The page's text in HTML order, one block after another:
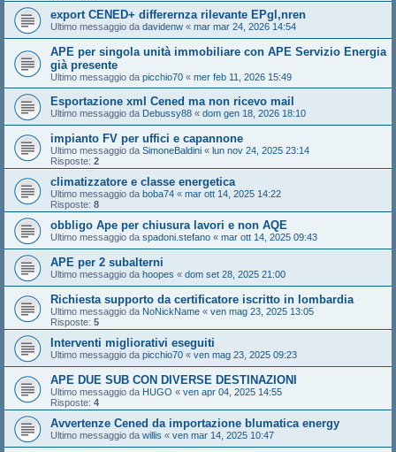
export CENED+ differernza rilevante EPgl,nren
Ultimo messaggio da davidenw « mar mar 24, 2026 14:54
APE per singola unità immobiliare con APE Servizio Energia
già presente
Ultimo messaggio da picchio70 « mer feb 11, 2026 15:49
Esportazione xml Cened ma non ricevo mail
Ultimo messaggio da Debussy88 « dom gen 18, 2026 18:10
impianto FV per uffici e capannone
Ultimo messaggio da SimoneBaldini « lun nov 24, 2025 23:14
Risposte: 2
climatizzatore e classe energetica
Ultimo messaggio da boba74 « mar ott 14, 2025 14:22
Risposte: 8
obbligo Ape per chiusura lavori e non AQE
Ultimo messaggio da spadoni.stefano « mar ott 14, 2025 09:43
APE per 2 subalterni
Ultimo messaggio da hoopes « dom set 28, 2025 21:00
Richiesta supporto da certificatore iscritto in lombardia
Ultimo messaggio da NoNickName « ven mag 23, 2025 13:05
Risposte: 5
Interventi migliorativi eseguiti
Ultimo messaggio da picchio70 « ven mag 23, 2025 09:23
APE DUE SUB CON DIVERSE DESTINAZIONI
Ultimo messaggio da HUGO « ven apr 04, 2025 14:55
Risposte: 4
Avvertenze Cened da importazione blumatica energy
Ultimo messaggio da willis « ven mar 14, 2025 10:47